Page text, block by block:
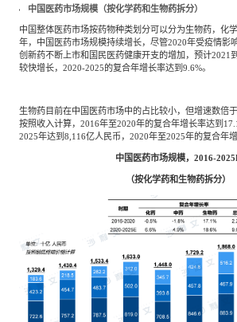
中国医药市场规模（按化学药和生物药拆分）
中国整体医药市场按药物种类划分可以分为生物药，化
年，中国医药市场规模持续增长，尽管2020年受疫情影
创新药不断上市和国民医药健康开支的增加，预计2021
较快增长，2020-2025的复合年增长率达到9.6%。
生物药目前在中国医药市场中的占比较小，但增速数倍
按照收入计算，2016年至2020年的复合年增长率达到
2025年达到8,116亿人民币，2020年至2025年的复合年增
中国医药市场规模，2016-
（按化学药和生物药拆分）